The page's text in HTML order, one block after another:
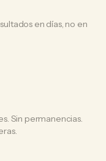
en días, no en
Sin permanencias.